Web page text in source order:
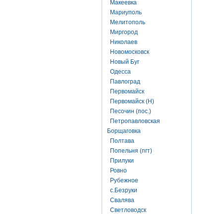
Макеевка
Мариуполь
Мелитополь
Миргород
Николаев
Новомосковск
Новый Буг
Одесса
Павлоград
Первомайск
Первомайск (Н)
Песочин (пос.)
Петропавловская
Борщаговка
Полтава
Попельня (пгт)
Прилуки
Ровно
Рубежное
с.Безруки
Свалява
Светловодск